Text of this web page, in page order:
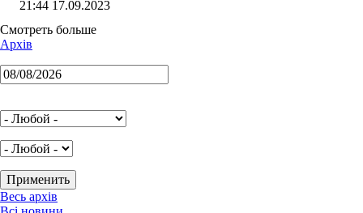
21:44 17.09.2023
Смотреть больше
Архів
Весь архів